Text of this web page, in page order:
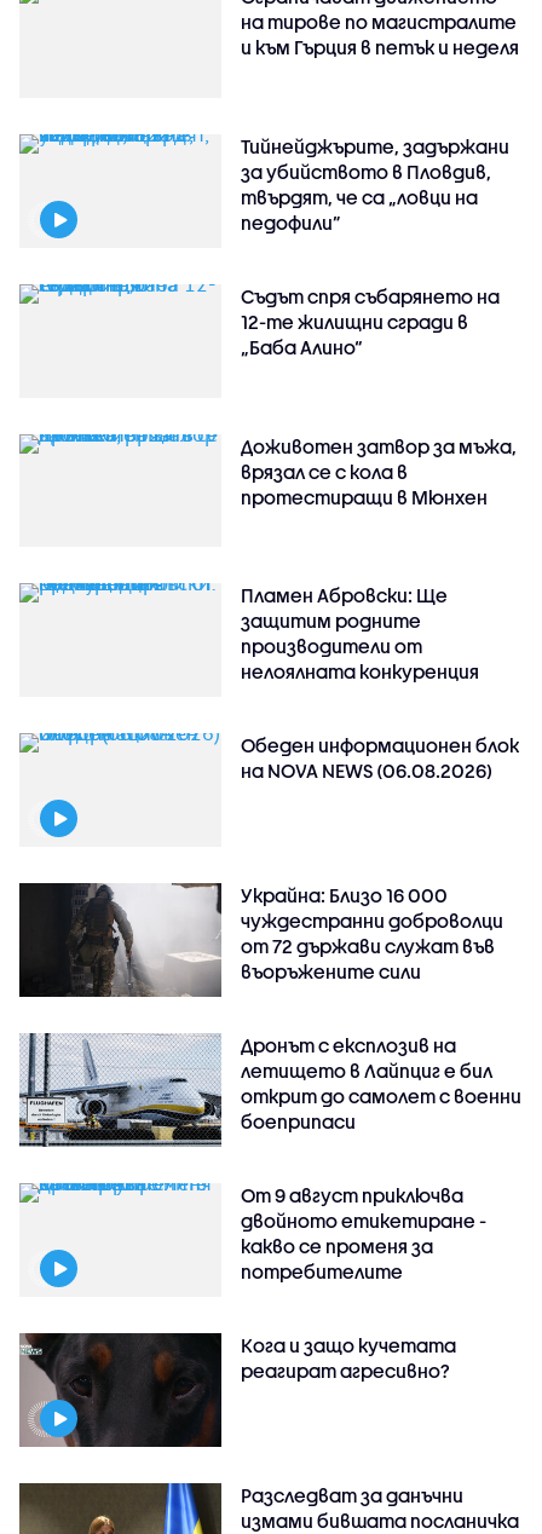
на тирове по магистралите
и към Гърция в петък и неделя
Тийнейджърите, задържани
за убийството в Пловдив,
твърдят, че са „ловци на
педофили”
Съдът спря събарянето на
12-те жилищни сгради в
„Баба Алино“
Доживотен затвор за мъжа,
врязал се с кола в
протестиращи в Мюнхен
Пламен Абровски: Ще
защитим родните
производители от
нелоялната конкуренция
Обеден информационен блок
на NOVA NEWS (06.08.2026)
Украйна: Близо 16 000
чуждестранни доброволци
от 72 държави служат във
въоръжените сили
Дронът с експлозив на
летището в Лайпциг е бил
открит до самолет с военни
боеприпаси
От 9 август приключва
двойното етикетиране -
какво се променя за
потребителите
Кога и защо кучетата
реагират агресивно?
Разследват за данъчни
измами бившата посланичка